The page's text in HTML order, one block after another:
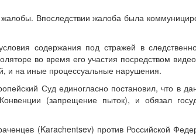
Впоследствии жалоба была
содержания под стражей в
во время его участия посредством
и на иные процессуальные нарушения.
Суд единогласно постановил, что в
(запрещение пыток), и обязал
(Karachentsev) против Российской